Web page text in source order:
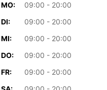
MO:
09:00 - 20:00
DI:
09:00 - 20:00
MI:
09:00 - 20:00
DO:
09:00 - 20:00
FR:
09:00 - 20:00